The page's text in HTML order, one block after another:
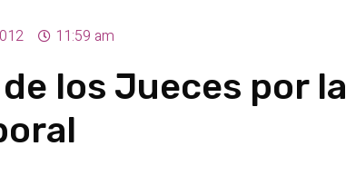
11:59 am
los Jueces por la